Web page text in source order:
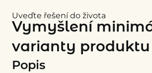
Uveďte řešení do života
Vymyšlení
varianty produktu
Popis